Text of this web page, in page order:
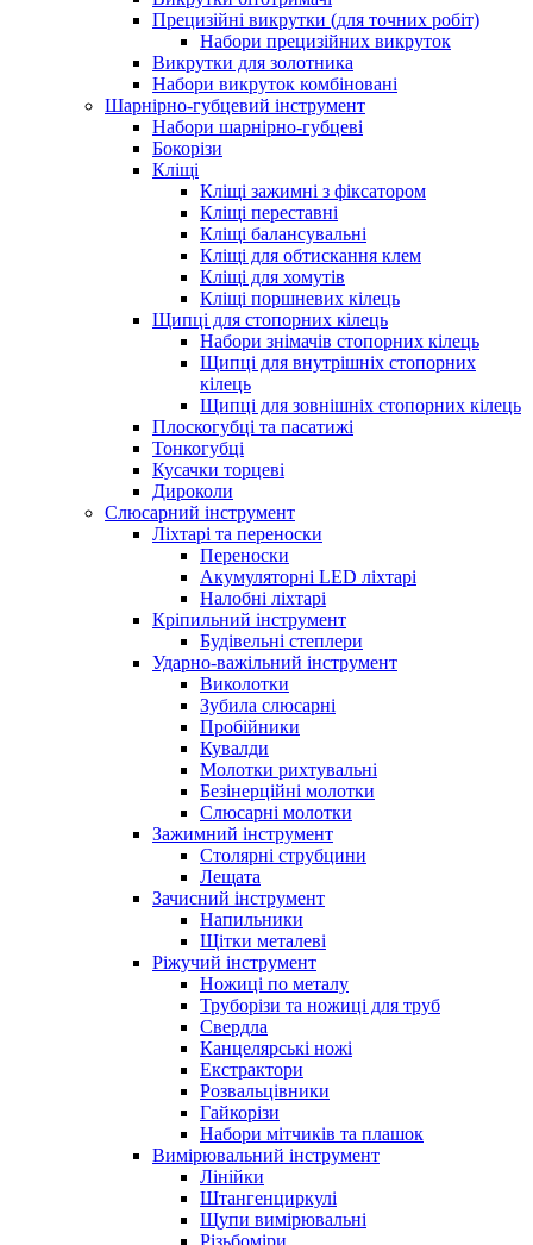
Прецизійні викрутки (для точних робіт)
Набори прецизійних викруток
Викрутки для золотника
Набори викруток комбіновані
Шарнірно-губцевий інструмент
Набори шарнірно-губцеві
Бокорізи
Кліщі
Кліщі зажимні з фіксатором
Кліщі переставні
Кліщі балансувальні
Кліщі для обтискання клем
Кліщі для хомутів
Кліщі поршневих кілець
Щипці для стопорних кілець
Набори знімачів стопорних кілець
Щипці для внутрішніх стопорних
кілець
Щипці для зовнішніх стопорних кілець
Плоскогубці та пасатижі
Тонкогубці
Кусачки торцеві
Дироколи
Слюсарний інструмент
Ліхтарі та переноски
Переноски
Акумуляторні LED ліхтарі
Налобні ліхтарі
Кріпильний інструмент
Будівельні степлери
Ударно-важільний інструмент
Виколотки
Зубила слюсарні
Пробійники
Кувалди
Молотки рихтувальні
Безінерційні молотки
Слюсарні молотки
Зажимний інструмент
Столярні струбцини
Лещата
Зачисний інструмент
Напильники
Щітки металеві
Ріжучий інструмент
Ножиці по металу
Труборізи та ножиці для труб
Свердла
Канцелярські ножі
Екстрактори
Розвальцівники
Гайкорізи
Набори мітчиків та плашок
Вимірювальний інструмент
Лінійки
Штангенциркулі
Щупи вимірювальні
Різьбоміри